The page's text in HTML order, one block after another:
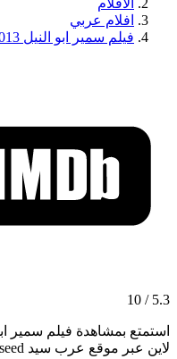
الافلام
افلام عربي
فيلم سمير ابو النيل 2013 HD
5.3 / 10
لاين عبر موقع عرب سيد Arabseed مع تحميل مباشر وسريع.